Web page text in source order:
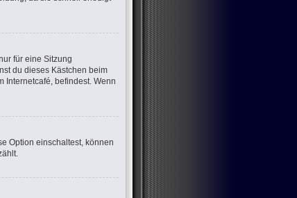
für eine Sitzung
du dieses Kästchen beim
Internetcafé, befindest. Wenn
Option einschaltest, können